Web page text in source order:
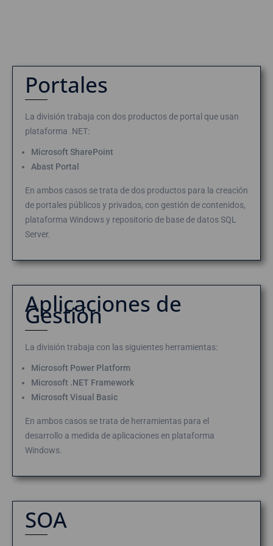
Portales
La división trabaja con dos productos de portal que usan
plataforma .NET:
Microsoft SharePoint
Abast Portal
En ambos casos se trata de dos productos para la creación
de portales públicos y privados, con gestión de contenidos,
plataforma Windows y repositorio de base de datos SQL
Server.
Aplicaciones de
Gestión
La división trabaja con las siguientes herramientas:
Microsoft Power Platform
Microsoft .NET Framework
Microsoft Visual Basic
En ambos casos se trata de herramientas para el
desarrollo a medida de aplicaciones en plataforma
Windows.
SOA